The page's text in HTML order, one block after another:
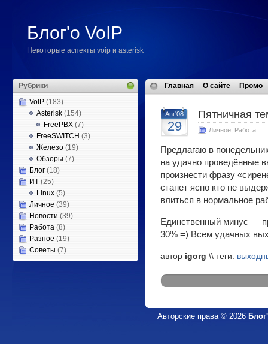
Блог'о VoIP
Некоторые аспекты voip и asterisk
Рубрики
VoIP (183)
Asterisk (154)
FreePBX (7)
FreeSWITCH (3)
Железо (19)
Обзоры (7)
Блог (18)
ИТ (25)
Linux (5)
Личное (39)
Новости (39)
Работа (8)
Разное (19)
Советы (7)
Главная О сайте Промо
Авг'08
29
Пятничная
Личное Работа
Предлагаю в
на удачно проведённые
произнести фразу
станет ясно кто не
влиться в нормальное
Единственный минус —
30% =) Всем удачных
автор igorg \\ теги:
Авторские права © 2026